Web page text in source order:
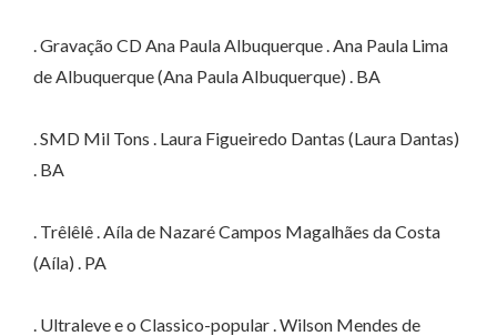
. Gravação CD Ana Paula Albuquerque . Ana Paula Lima
de Albuquerque (Ana Paula Albuquerque) . BA
. SMD Mil Tons . Laura Figueiredo Dantas (Laura Dantas)
. BA
. Trêlêlê . Aíla de Nazaré Campos Magalhães da Costa
(Aíla) . PA
. Ultraleve e o Classico-popular . Wilson Mendes de